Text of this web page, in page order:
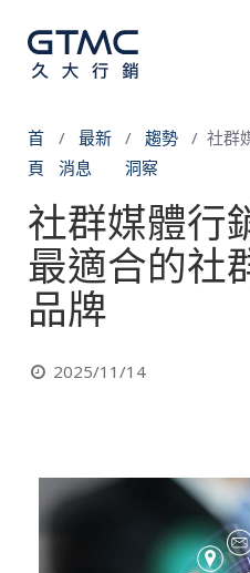
首
頁
最新
消息
趨勢
洞察
社群媒
社群媒體行
最適合的社
品牌
2025/11/14